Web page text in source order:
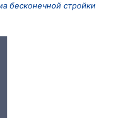
бесконечной стройки